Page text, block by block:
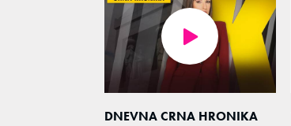
DNEVNA CRNA HRONIKA